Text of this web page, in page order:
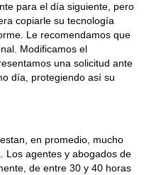
para el día siguiente, pero
copiarle su tecnología
Le recomendamos que
Modificamos el
una solicitud ante
día, protegiendo así su
en promedio, mucho
Los agentes y abogados de
de entre 30 y 40 horas